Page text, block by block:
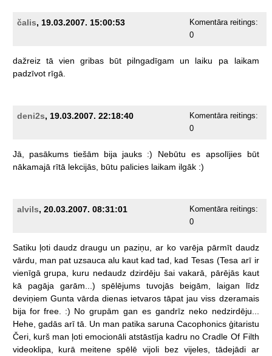
čalis, 19.03.2007. 15:00:53
Komentāra reitings:
0
dažreiz tā vien gribas būt pilngadīgam un laiku pa
laikam
padzīvot rīgā.
deni2s, 19.03.2007. 22:18:40
Komentāra reitings:
0
Jā, pasākums tiešām bija jauks :) Nebūtu es apsolījies
būt
nākamajā rītā lekcijās, būtu palicies laikam ilgāk :)
alvils, 20.03.2007. 08:31:01
Komentāra reitings:
0
Satiku ļoti daudz draugu un paziņu, ar ko varēja pārmīt daudz
vārdu,
man pat uzsauca alu kaut kad tad, kad Tesas (Tesa arī ir
vienīgā grupa, kuru nedaudz dzirdēju šai vakarā, pārējās kaut
kā
pagāja garām...) spēlējums tuvojās beigām, laigan
līdz
deviņiem Gunta vārda dienas ietvaros tāpat jau viss dzeramais
bija for free. :) No grupām gan es gandrīz neko nedzirdēju...
Hehe, gadās arī tā. Un man patika saruna Cacophonics ģitaristu
Čeri, kurš man ļoti emocionāli atstāstīja kadru no Cradle Of Filth
videoklipa,
kurā meitene spēlē vijoli bez vijeles, tādejādi ar